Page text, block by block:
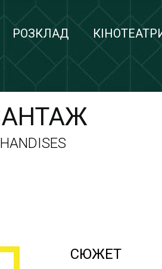
РОЗКЛАД
СЮЖЕТ